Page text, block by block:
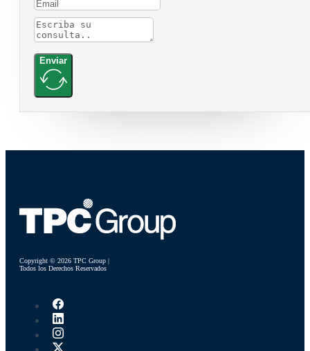
Enviar
Copyright © 2026 TPC Group |
Todos los Derechos Reservados